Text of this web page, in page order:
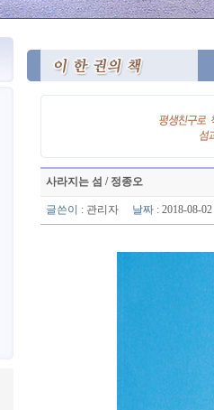
사라지는 섬 / 정종오
글쓴이 : 관리자 날짜 : 2018-08-